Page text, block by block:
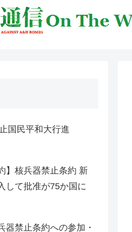
国民平和大行進
】核兵器禁止条約 新
して批准が75か国に
器禁止条約への参加・